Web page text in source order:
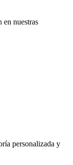
en nuestras
personalizada y